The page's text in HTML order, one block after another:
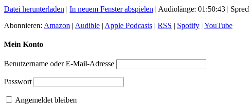
Datei herunterladen | In neuem Fenster abspielen | Audiolänge: 01:50:43 |
Abonnieren: Amazon | Audible | Apple Podcasts | RSS | Spotify | YouTube
Mein Konto
Benutzername oder E-Mail-Adresse
Passwort
Angemeldet bleiben